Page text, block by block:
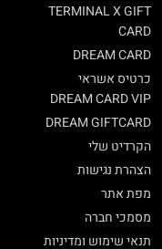
TERMINAL X GIFT
CARD
DREAM CARD
כרטיס אשראי
DREAM CARD VIP
DREAM GIFTCARD
הקרדיט שלי
הצהרת נגישות
מפת אתר
מסמכי חברה
תנאי שימוש ומדיניות